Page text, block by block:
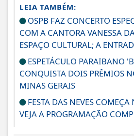
LEIA TAMBÉM:
OSPB FAZ CONCERTO
COM A CANTORA VANESSA
ESPAÇO CULTURAL; A
ESPETÁCULO PARAIBANO
CONQUISTA DOIS PRÊMIOS
MINAS GERAIS
FESTA DAS NEVES
VEJA A PROGRAMAÇÃO